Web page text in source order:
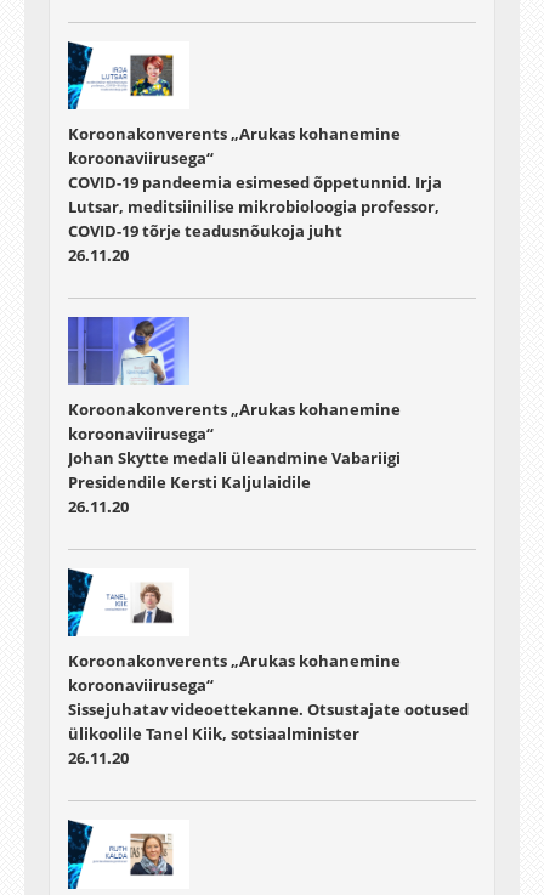
Koroonakonverents „Arukas kohanemine
koroonaviirusega“
COVID-19 pandeemia esimesed õppetunnid. Irja
Lutsar, meditsiinilise mikrobioloogia professor,
COVID-19 tõrje teadusnõukoja juht
26.11.20
Koroonakonverents „Arukas kohanemine
koroonaviirusega“
Johan Skytte medali üleandmine Vabariigi
Presidendile Kersti Kaljulaidile
26.11.20
Koroonakonverents „Arukas kohanemine
koroonaviirusega“
Sissejuhatav videoettekanne. Otsustajate ootused
ülikoolile Tanel Kiik, sotsiaalminister
26.11.20